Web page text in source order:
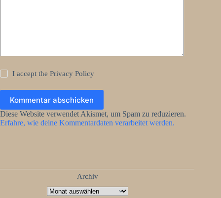
I accept thePrivacy Policy
Kommentar abschicken
Diese Website verwendet Akismet, um Spam zu reduzieren.
Erfahre, wie deine Kommentardaten verarbeitet werden.
Archiv